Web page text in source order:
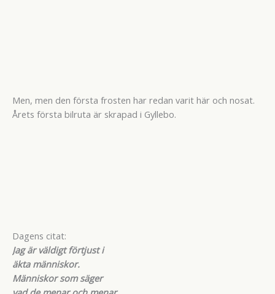
Men, men den första frosten har redan varit här och nosat.
Årets första bilruta är skrapad i Gyllebo.
Dagens citat:
Jag är väldigt förtjust i
äkta människor.
Människor som säger